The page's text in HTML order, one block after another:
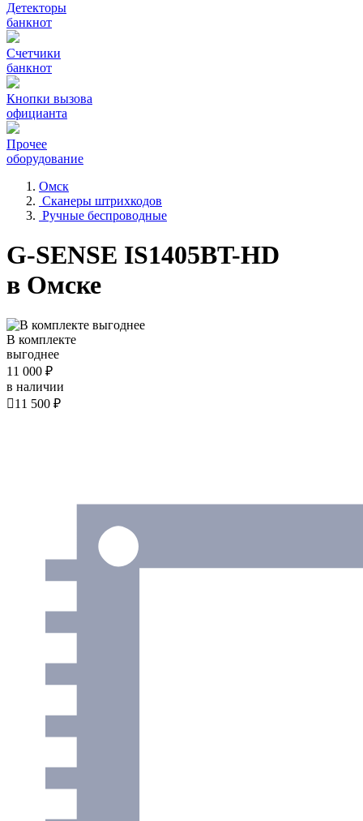
Детекторы
банкнот
Счетчики
банкнот
Кнопки вызова
официанта
Прочее
оборудование
Омск
Сканеры штрихкодов
Ручные беспроводные
G-SENSE IS1405BT-HD
в Омске
В комплекте
выгоднее
11 000 ₽
в наличии
11 500 ₽